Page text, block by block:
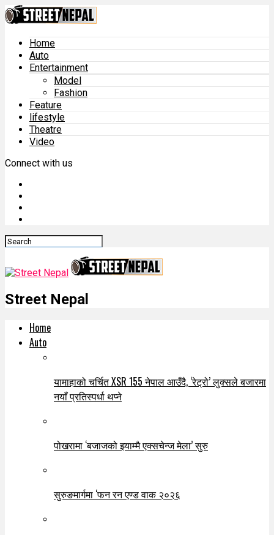
Home
Auto
Entertainment
Model
Fashion
Feature
lifestyle
Theatre
Video
Connect with us
Street Nepal
Home
Auto
यामाहाको चर्चित XSR 155 नेपाल आउँदै, ‘रेट्रो’ लुक्सले बजारमा
नयाँ प्रतिस्पर्धा थप्ने
पोखरामा ‘बजाजको झ्याम्मै एक्सचेन्ज मेला’ सुरु
सुरुङमार्गमा ‘फन रन एण्ड वाक २०२६